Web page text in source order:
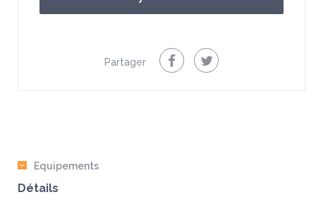
Partager
Equipements
Détails